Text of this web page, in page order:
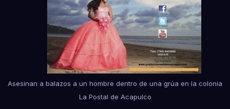
Asesinan a balazos a un hombre dentro de una grúa en la colonia
La Postal de Acapulco